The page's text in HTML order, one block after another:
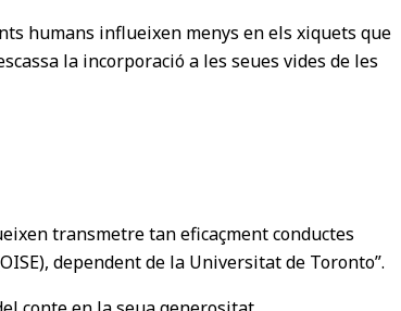
humans influeixen menys en els xiquets que
la incorporació a les seues vides de les
transmetre tan eficaçment conductes
dependent de la Universitat de Toronto”.